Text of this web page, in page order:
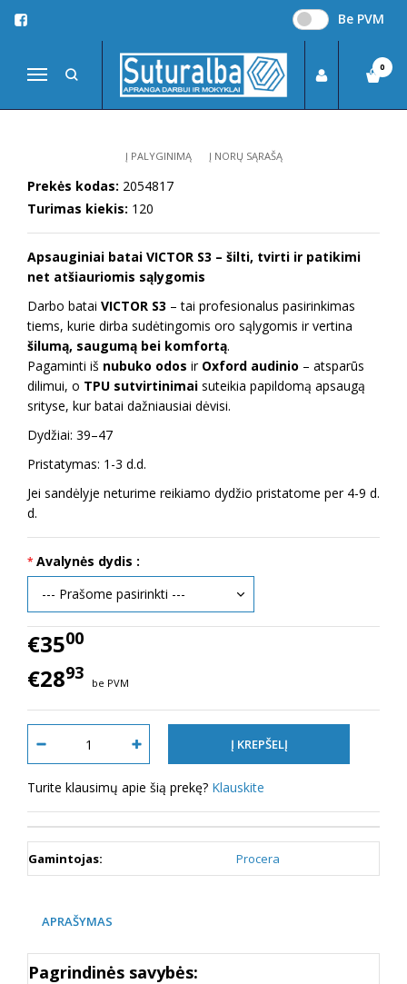
Be PVM
Navigacija
0
Pagrindinis
Apsauginiai batai VICTOR S3
APSAUGINIAI BATAI VICTOR S3
Į PALYGINIMĄ Į NORŲ SĄRAŠĄ
Prekės kodas: 2054817
Turimas kiekis: 120
Apsauginiai batai VICTOR S3 – šilti, tvirti ir patikimi
net atšiauriomis sąlygomis
Darbo batai VICTOR S3 – tai profesionalus pasirinkimas
tiems, kurie dirba sudėtingomis oro sąlygomis ir vertina
šilumą, saugumą bei komfortą.
Pagaminti iš nubuko odos ir Oxford audinio – atsparūs
dilimui, o TPU sutvirtinimai suteikia papildomą apsaugą
srityse, kur batai dažniausiai dėvisi.
Dydžiai: 39–47
Pristatymas: 1-3 d.d.
Jei sandėlyje neturime reikiamo dydžio pristatome per 4-9 d.
d.
Avalynės dydis :
€3500
€2893 be PVM
Turite klausimų apie šią prekę? Klauskite
Gamintojas: Procera
APRAŠYMAS
Pagrindinės savybės: